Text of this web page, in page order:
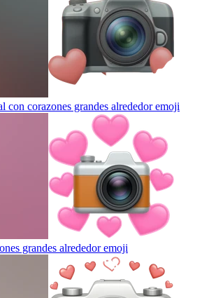
con corazones grandes alrededoremoji
grandes alrededoremoji